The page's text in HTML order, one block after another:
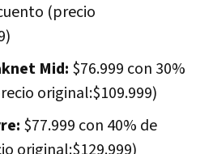
(precio
Mid: $76.999 con 30%
original:$109.999)
$77.999 con 40% de
original:$129.999)